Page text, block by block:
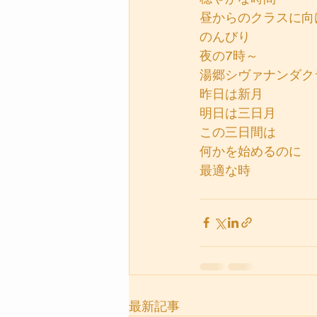
昼からのクラスに向
のんびり
夜の7時～
湯郷シヴァナンダク
昨日は新月
明日は三日月
この三日間は
何かを始めるのに
最適な時
最新記事